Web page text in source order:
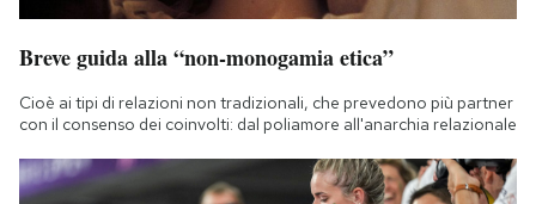
Breve guida alla “non-monogamia etica”
Cioè ai tipi di relazioni non tradizionali, che prevedono più partner
con il consenso dei coinvolti: dal poliamore all'anarchia relazionale